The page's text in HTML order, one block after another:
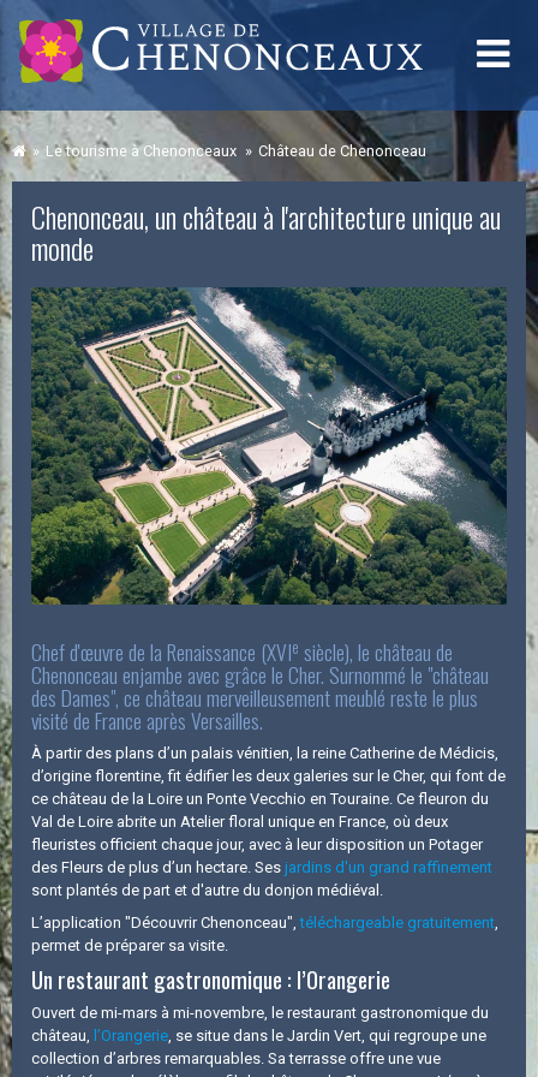
Le tourisme à Chenonceaux Château de Chenonceau
Chenonceau, un château à l'architecture unique au
monde
Chef d'œuvre de la Renaissance (XVIe siècle), le château de
Chenonceau enjambe avec grâce le Cher. Surnommé le "château
des Dames", ce château merveilleusement meublé reste le plus
visité de France après Versailles.
À partir des plans d’un palais vénitien, la reine Catherine de Médicis,
d’origine florentine, fit édifier les deux galeries sur le Cher, qui font de
ce château de la Loire un Ponte Vecchio en Touraine. Ce fleuron du
Val de Loire abrite un Atelier floral unique en France, où deux
fleuristes officient chaque jour, avec à leur disposition un Potager
des Fleurs de plus d’un hectare. Ses jardins d'un grand raffinement
sont plantés de part et d'autre du donjon médiéval.
L’application "Découvrir Chenonceau",téléchargeable gratuitement,
permet de préparer sa visite.
Un restaurant gastronomique : l’Orangerie
Ouvert de mi-mars à mi-novembre, le restaurant gastronomique du
château, l’Orangerie, se situe dans le Jardin Vert, qui regroupe une
collection d’arbres remarquables. Sa terrasse offre une vue